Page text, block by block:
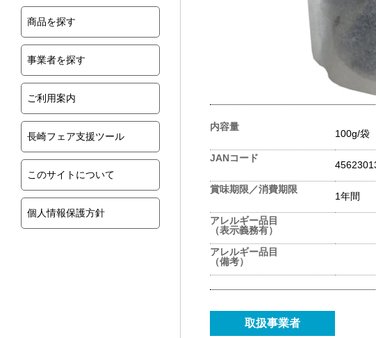
商品を探す
事業者を探す
ご利用案内
長崎フェア支援ツール
このサイトについて
個人情報保護方針
内容量
100g/袋
JANコード
賞味期限／消費期限
1年間
アレルギー品目
（表示義務有）
アレルギー品目
（備考）
取扱事業者